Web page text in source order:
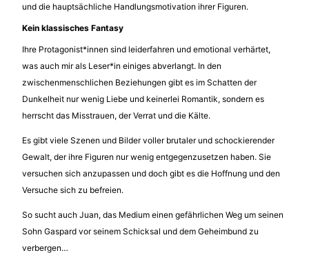
und die hauptsächliche Handlungsmotivation ihrer Figuren.
Kein klassisches Fantasy
Ihre Protagonist*innen sind leiderfahren und emotional verhärtet,
was auch mir als Leser*in einiges abverlangt. In den
zwischenmenschlichen Beziehungen gibt es im Schatten der
Dunkelheit nur wenig Liebe und keinerlei Romantik, sondern es
herrscht das Misstrauen, der Verrat und die Kälte.
Es gibt viele Szenen und Bilder voller brutaler und schockierender
Gewalt, der ihre Figuren nur wenig entgegenzusetzen haben. Sie
versuchen sich anzupassen und doch gibt es die Hoffnung und den
Versuche sich zu befreien.
So sucht auch Juan, das Medium einen gefährlichen Weg um seinen
Sohn Gaspard vor seinem Schicksal und dem Geheimbund zu
verbergen…